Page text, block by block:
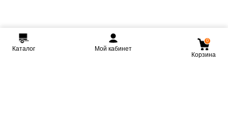
Каталог Мой кабинет
0
Корзина